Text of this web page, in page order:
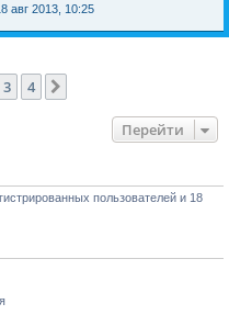
авг 2013, 10:25
3 4
Перейти
пользователей и 18